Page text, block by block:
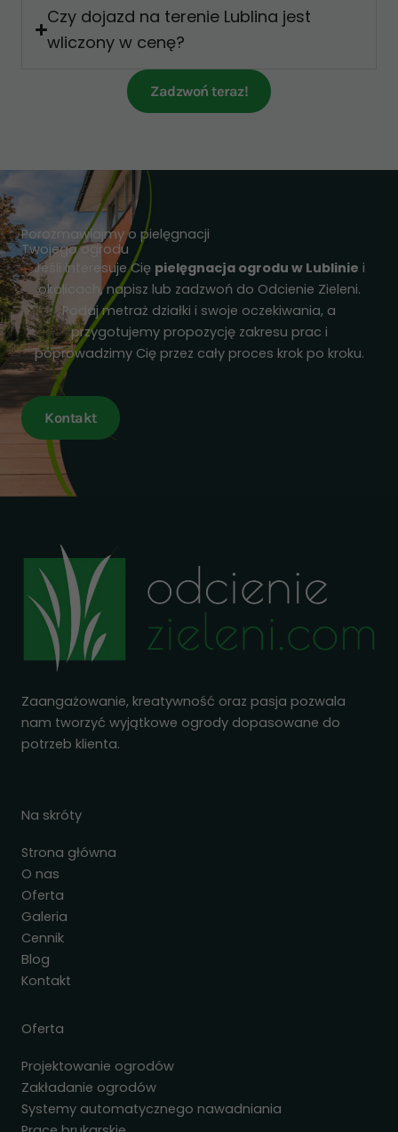
Czy dojazd na terenie Lublina jest
wliczony w cenę?
Zadzwoń teraz!
Porozmawiajmy o pielęgnacji
Twojego ogrodu
Jeśli interesuje Cię pielęgnacja ogrodu w Lublinie i
okolicach, napisz lub zadzwoń do Odcienie Zieleni.
Podaj metraż działki i swoje oczekiwania, a
przygotujemy propozycję zakresu prac i
poprowadzimy Cię przez cały proces krok po kroku.
Kontakt
Zaangażowanie, kreatywność oraz pasja pozwala
nam tworzyć wyjątkowe ogrody dopasowane do
potrzeb klienta.
Na skróty
Strona główna
O nas
Oferta
Galeria
Cennik
Blog
Kontakt
Oferta
Projektowanie ogrodów
Zakładanie ogrodów
Systemy automatycznego nawadniania